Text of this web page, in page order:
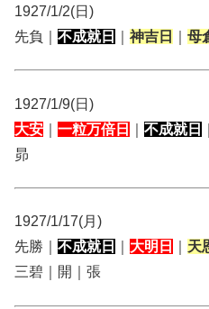
1927/1/2(日)
先負｜ 不成就日 神吉日 母
1927/1/9(日)
大安
一粒万倍日 不成就日
昴
1927/1/17(月)
先勝｜ 不成就日 大明日 天
三碧｜開｜張